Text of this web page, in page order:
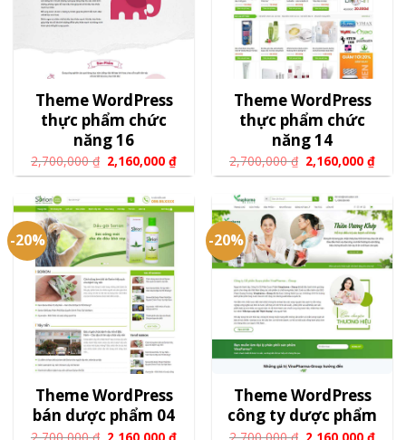
Theme WordPress
thực phẩm chức
năng 16
2,700,000₫ 2,160,000₫
Theme WordPress
thực phẩm chức
năng 14
2,700,000₫ 2,160,000₫
-20%
Theme WordPress
bán dược phẩm 04
-20%
Theme WordPress
công ty dược phẩm